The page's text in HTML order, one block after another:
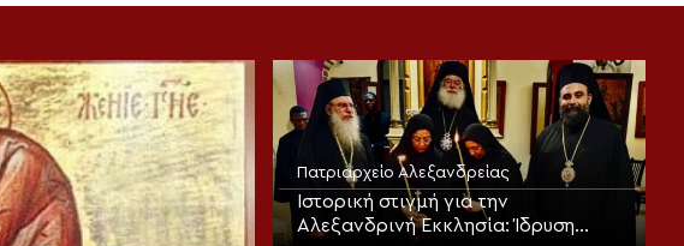
Πατριαρχείο Αλεξανδρείας
Ιστορική στιγμή για την
Αλεξανδρινή Εκκλησία: Ίδρυση